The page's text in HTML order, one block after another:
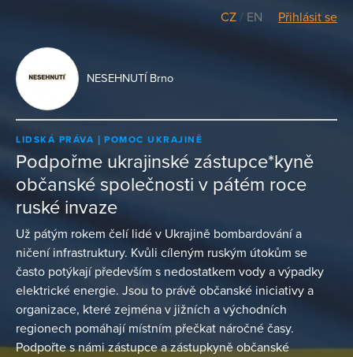
CZ / EN Přihlásit se
NESEHNUTÍ Brno
LIDSKÁ PRÁVA POMOC UKRAJINĚ
Podpořme ukrajinské zástupce*kyně
občanské společnosti v pátém roce
ruské invaze
Už pátým rokem čelí lidé v Ukrajině bombardování a
ničení infrastruktury. Kvůli cíleným ruským útokům se
často potýkají především s nedostatkem vody a výpadky
elektrické energie. Jsou to právě občanské iniciativy a
organizace, které zejména v jižních a východních
regionech pomáhají místním přečkat náročné časy.
Podpořte s námi zástupce a zástupkyně občanské